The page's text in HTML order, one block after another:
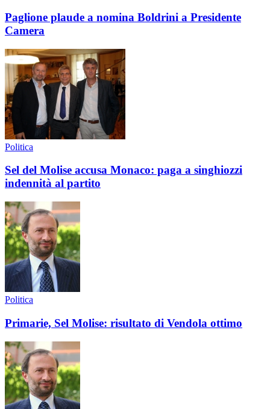
Paglione plaude a nomina Boldrini a Presidente
Camera
Politica
Sel del Molise accusa Monaco: paga a singhiozzi
indennità al partito
Politica
Primarie, Sel Molise: risultato di Vendola ottimo